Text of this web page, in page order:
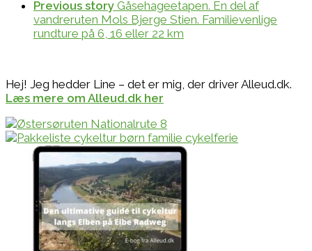
Previous story Gåsehageetapen. En del af
vandreruten Mols Bjerge Stien. Familievenlige
rundture på 6, 16 eller 22 km
Hej! Jeg hedder Line – det er mig, der driver Alleud.dk.
Læs mere om Alleud.dk her